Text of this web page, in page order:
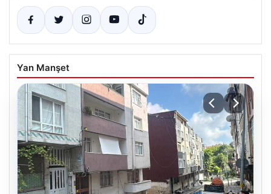
Yan Manşet